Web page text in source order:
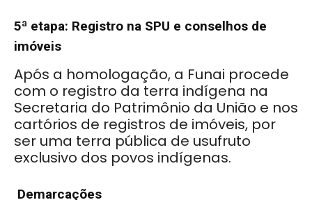
5ª etapa: Registro na SPU e conselhos de
imóveis
Após a homologação, a Funai procede
com o registro da terra indígena na
Secretaria do Patrimônio da União e nos
cartórios de registros de imóveis, por
ser uma terra pública de usufruto
exclusivo dos povos indígenas.
Demarcações